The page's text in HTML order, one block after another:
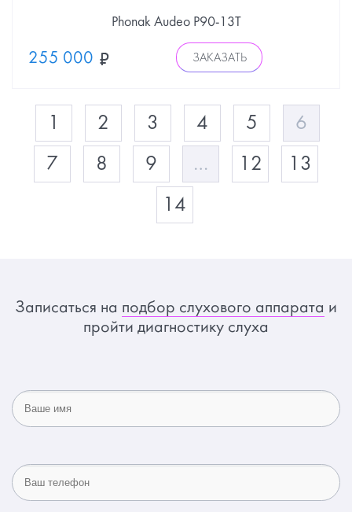
Phonak Audeo P90-13Т
255 000 ЗАКАЗАТЬ
2 3 4 5 6
7 8 9 … 12 13
14
Записаться на подбор слухового аппарата и
пройти диагностику слуха